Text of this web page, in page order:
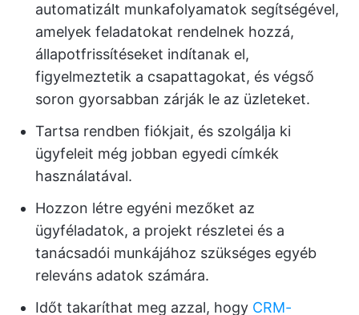
automatizált munkafolyamatok segítségével,
amelyek feladatokat rendelnek hozzá,
állapotfrissítéseket indítanak el,
figyelmeztetik a csapattagokat, és végső
soron gyorsabban zárják le az üzleteket.
Tartsa rendben fiókjait, és szolgálja ki
ügyfeleit még jobban egyedi címkék
használatával.
Hozzon létre egyéni mezőket az
ügyféladatok, a projekt részletei és a
tanácsadói munkájához szükséges egyéb
releváns adatok számára.
Időt takaríthat meg azzal, hogy CRM-